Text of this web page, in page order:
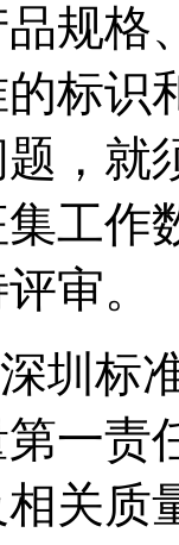
规格
标识
，就
工作
审。
圳标
一责
关质